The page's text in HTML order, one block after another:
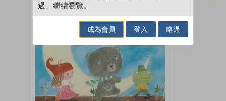
過」繼續瀏覽。
成為會員 登入 略過